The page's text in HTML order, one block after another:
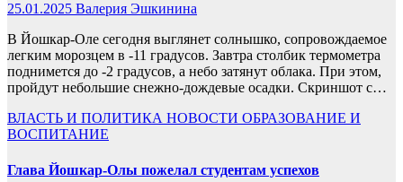
25.01.2025 Валерия Эшкинина
В Йошкар-Оле сегодня выглянет солнышко, сопровождаемое
легким морозцем в -11 градусов. Завтра столбик термометра
поднимется до -2 градусов, а небо затянут облака. При этом,
пройдут небольшие снежно-дождевые осадки. Скриншот с…
ВЛАСТЬ И ПОЛИТИКА НОВОСТИ ОБРАЗОВАНИЕ И
ВОСПИТАНИЕ
Глава Йошкар-Олы пожелал студентам успехов